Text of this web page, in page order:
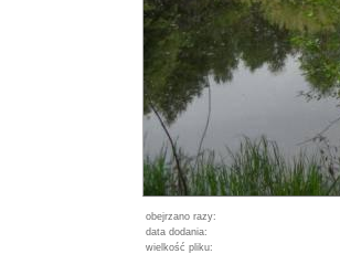
obejrzano razy:
data dodania:
wielkość pliku: